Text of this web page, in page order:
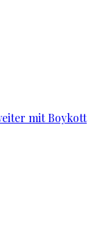
mit Boykott